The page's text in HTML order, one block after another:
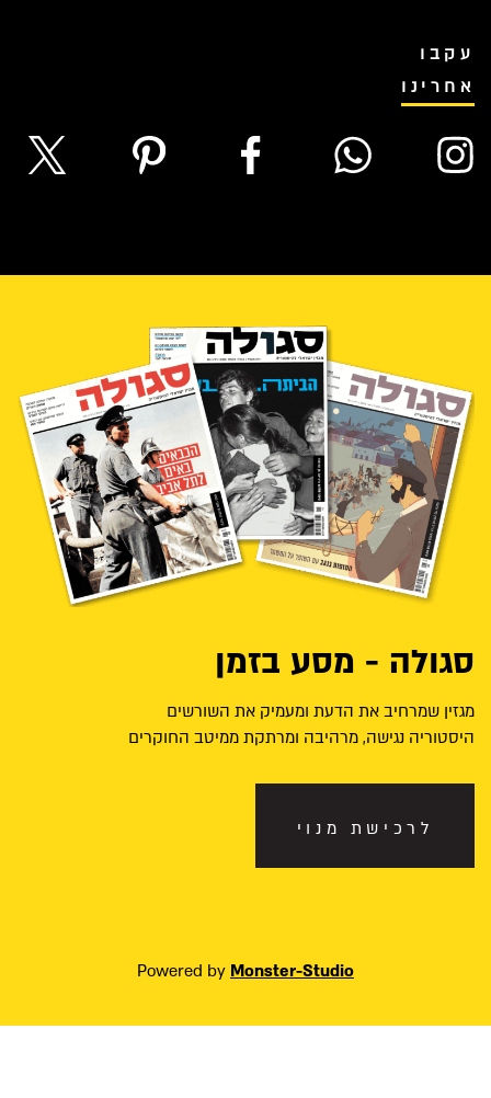
עקבו
אחרינו
סגולה - מסע בזמן
מגזין שמרחיב את הדעת ומעמיק את השורשים
היסטוריה נגישה, מרהיבה ומרתקת ממיטב החוקרים
לרכישת מנוי
Powered byMonster-Studio